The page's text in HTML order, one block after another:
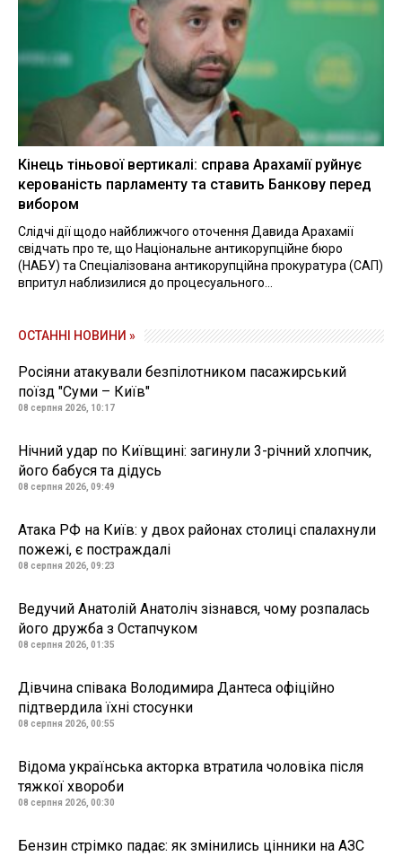
Кінець тіньової вертикалі: справа Арахамії руйнує
керованість парламенту та ставить Банкову перед
вибором
Слідчі дії щодо найближчого оточення Давида Арахамії
свідчать про те, що Національне антикорупційне бюро
(НАБУ) та Спеціалізована антикорупційна прокуратура (САП)
впритул наблизилися до процесуального...
ОСТАННІ НОВИНИ »
Росіяни атакували безпілотником пасажирський
поїзд "Суми – Київ"
08 серпня 2026, 10:17
Нічний удар по Київщині: загинули 3-річний хлопчик,
його бабуся та дідусь
08 серпня 2026, 09:49
Атака РФ на Київ: у двох районах столиці спалахнули
пожежі, є постраждалі
08 серпня 2026, 09:23
Ведучий Анатолій Анатоліч зізнався, чому розпалась
його дружба з Остапчуком
08 серпня 2026, 01:35
Дівчина співака Володимира Дантеса офіційно
підтвердила їхні стосунки
08 серпня 2026, 00:55
Відома українська акторка втратила чоловіка після
тяжкої хвороби
08 серпня 2026, 00:30
Бензин стрімко падає: як змінились цінники на АЗС